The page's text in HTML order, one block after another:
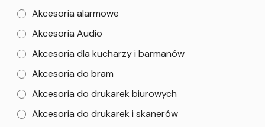
Akcesoria alarmowe
Akcesoria Audio
Akcesoria dla kucharzy i barmanów
Akcesoria do bram
Akcesoria do drukarek biurowych
Akcesoria do drukarek i skanerów